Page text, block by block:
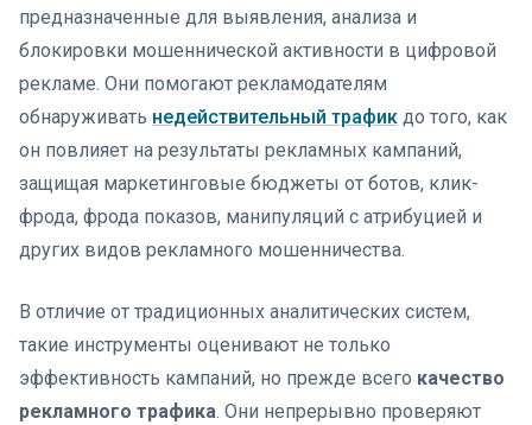
предназначенные для выявления, анализа и
блокировки мошеннической активности в цифровой
рекламе. Они помогают рекламодателям
обнаруживать недействительный трафик до того, как
он повлияет на результаты рекламных кампаний,
защищая маркетинговые бюджеты от ботов, клик-
фрода, фрода показов, манипуляций с атрибуцией и
других видов рекламного мошенничества.
В отличие от традиционных аналитических систем,
такие инструменты оценивают не только
эффективность кампаний, но прежде всего качество
рекламного трафика. Они непрерывно проверяют